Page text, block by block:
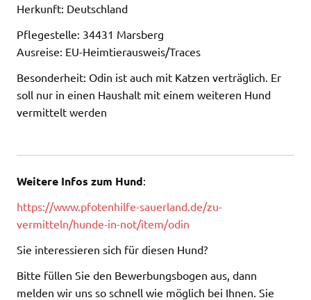
Herkunft: Deutschland
Pflegestelle: 34431 Marsberg
Ausreise: EU-Heimtierausweis/Traces
Besonderheit: Odin ist auch mit Katzen verträglich. Er
soll nur in einen Haushalt mit einem weiteren Hund
vermittelt werden
Weitere Infos zum Hund:
https://www.pfotenhilfe-sauerland.de/zu-
vermitteln/hunde-in-not/item/odin
Sie interessieren sich für diesen Hund?
Bitte füllen Sie den Bewerbungsbogen aus, dann
melden wir uns so schnell wie möglich bei Ihnen. Sie